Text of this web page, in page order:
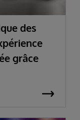
des
grâce